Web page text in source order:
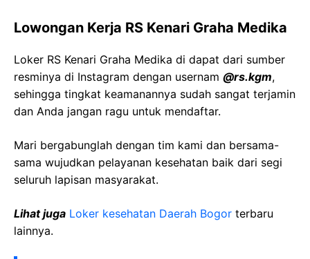
Lowongan Kerja RS Kenari Graha Medika
Loker RS Kenari Graha Medika di dapat dari sumber
resminya di Instagram dengan usernam @rs.kgm,
sehingga tingkat keamanannya sudah sangat terjamin
dan Anda jangan ragu untuk mendaftar.
Mari bergabunglah dengan tim kami dan bersama-
sama wujudkan pelayanan kesehatan baik dari segi
seluruh lapisan masyarakat.
Lihat juga Loker kesehatan Daerah Bogor terbaru
lainnya.